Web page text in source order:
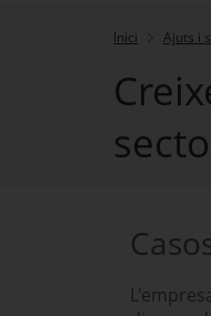
Inici Ajuts i